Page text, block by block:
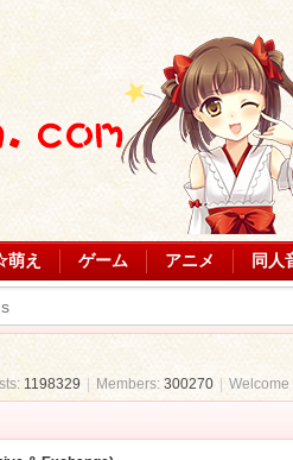
え ゲーム アニメ 同人
1198329 Members: 300270